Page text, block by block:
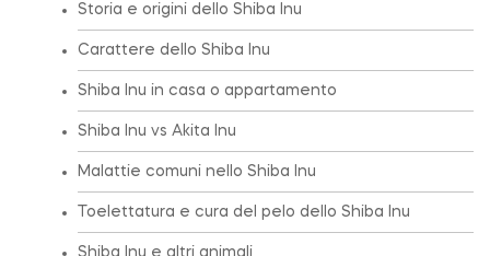
Storia e origini dello Shiba Inu
Carattere dello Shiba Inu
Shiba Inu in casa o appartamento
Shiba Inu vs Akita Inu
Malattie comuni nello Shiba Inu
Toelettatura e cura del pelo dello Shiba Inu
Shiba Inu e altri animali